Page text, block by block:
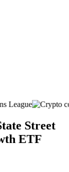
Street
ETF